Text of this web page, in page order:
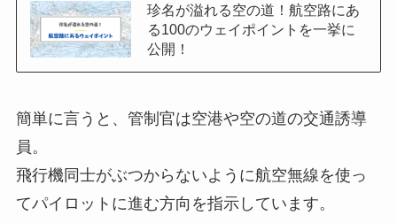
珍名が溢れる空の道！航空路にあ
る100のウェイポイントを一挙に
公開！
簡単に言うと、管制官は空港や空の道の交通誘導
員。
飛行機同士がぶつからないように航空無線を使っ
てパイロットに進む方向を指示しています。